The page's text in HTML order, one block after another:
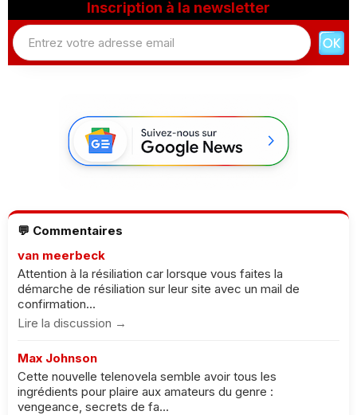
Inscription à la newsletter
💬 Commentaires
van meerbeck
Attention à la résiliation car lorsque vous faites la
démarche de résiliation sur leur site avec un mail de
confirmation...
Lire la discussion →
Max Johnson
Cette nouvelle telenovela semble avoir tous les
ingrédients pour plaire aux amateurs du genre :
vengeance, secrets de fa...